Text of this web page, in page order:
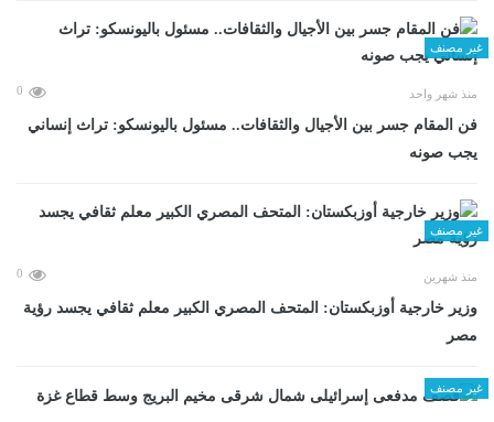
غير مصنف
منذ شهر واحد 0
فن المقام جسر بين الأجيال والثقافات.. مسئول باليونسكو: تراث إنساني
يجب صونه
غير مصنف
منذ شهرين 0
وزير خارجية أوزبكستان: المتحف المصري الكبير معلم ثقافي يجسد رؤية
مصر
غير مصنف